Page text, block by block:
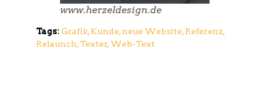
www.herzeldesign.de
Tags: Grafik,Kunde,neue Website,Referenz,
Relaunch,Texter, Web-Text